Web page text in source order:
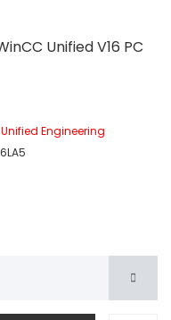
Unified V16 PC
Engineering